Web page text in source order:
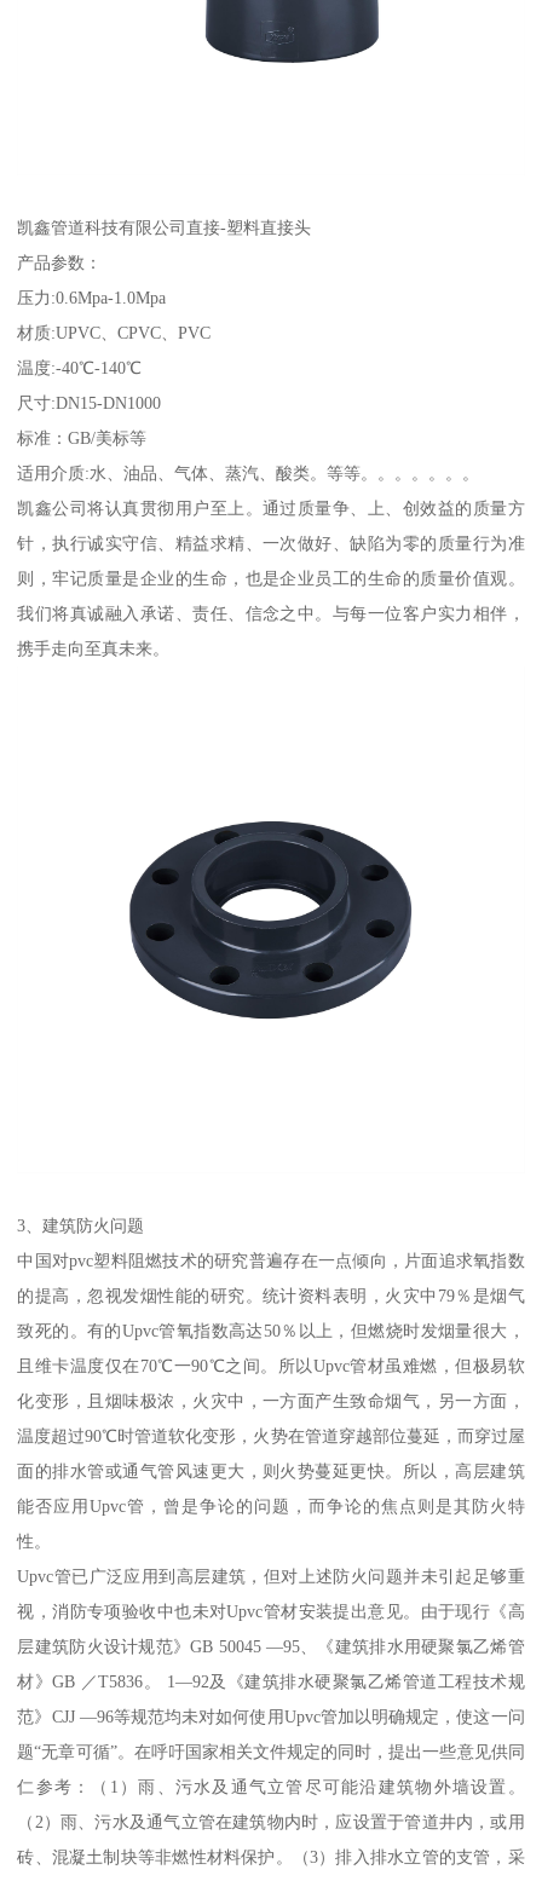
凯鑫管道科技有限公司直接-塑料直接头
产品参数：
压力:0.6Mpa-1.0Mpa
材质:UPVC、CPVC、PVC
温度:-40℃-140℃
尺寸:DN15-DN1000
标准：GB/美标等
适用介质:水、油品、气体、蒸汽、酸类。等等。。。。。。。
凯鑫公司将认真贯彻用户至上。通过质量争、上、创效益的质量方
针，执行诚实守信、精益求精、一次做好、缺陷为零的质量行为准
则，牢记质量是企业的生命，也是企业员工的生命的质量价值观。
我们将真诚融入承诺、责任、信念之中。与每一位客户实力相伴，
携手走向至真未来。
3、建筑防火问题
中国对pvc塑料阻燃技术的研究普遍存在一点倾向，片面追求氧指数
的提高，忽视发烟性能的研究。统计资料表明，火灾中79％是烟气
致死的。有的Upvc管氧指数高达50％以上，但燃烧时发烟量很大，
且维卡温度仅在70℃一90℃之间。所以Upvc管材虽难燃，但极易软
化变形，且烟味极浓，火灾中，一方面产生致命烟气，另一方面，
温度超过90℃时管道软化变形，火势在管道穿越部位蔓延，而穿过屋
面的排水管或通气管风速更大，则火势蔓延更快。所以，高层建筑
能否应用Upvc管，曾是争论的问题，而争论的焦点则是其防火特
性。
Upvc管已广泛应用到高层建筑，但对上述防火问题并未引起足够重
视，消防专项验收中也未对Upvc管材安装提出意见。由于现行《高
层建筑防火设计规范》GB 50045 —95、《建筑排水用硬聚氯乙烯管
材》GB ／T5836。 1—92及《建筑排水硬聚氯乙烯管道工程技术规
范》CJJ —96等规范均未对如何使用Upvc管加以明确规定，使这一问
题“无章可循”。在呼吁国家相关文件规定的同时，提出一些意见供同
仁参考：（1）雨、污水及通气立管尽可能沿建筑物外墙设置。
（2）雨、污水及通气立管在建筑物内时，应设置于管道井内，或用
砖、混凝土制块等非燃性材料保护。（3）排入排水立管的支管，采